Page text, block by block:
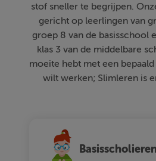
stof sneller te begrijpen.
gericht op leerlingen van
groep 8 van de basisschool
klas 3 van de middelbare
moeite hebt met een
wilt werken; Slimleren is
Basisscholieren